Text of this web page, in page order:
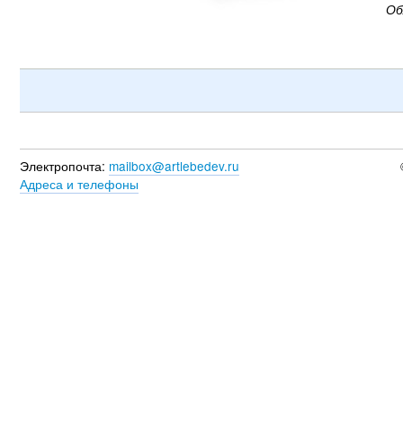
Электропочта: mailbox@artlebedev.ru
Адреса и телефоны